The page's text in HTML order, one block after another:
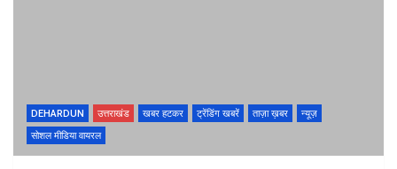
DEHARDUN उत्तराखंड खबर हटकर ट्रेंडिंग खबरें ताज़ा ख़बर
न्यूज़
सोशल मीडिया वायरल